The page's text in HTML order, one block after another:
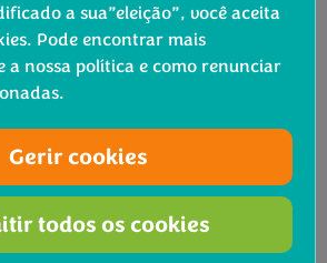
a sua”eleição”, você aceita
Pode encontrar mais
a nossa política e como renunciar
Gerir cookies
todos os cookies